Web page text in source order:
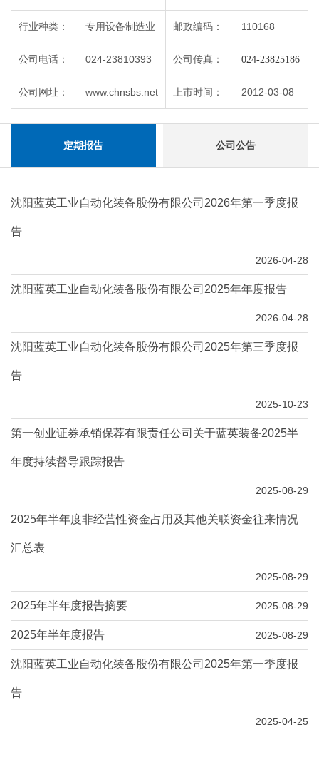
行业种类： 专用设备制造业 邮政编码： 110168
公司电话： 024-23810393 公司传真： 024-23825186
公司网址： www.chnsbs.net 上市时间： 2012-03-08
定期报告 公司公告
沈阳蓝英工业自动化装备股份有限公司2026年第一季度报
告
2026-04-28
沈阳蓝英工业自动化装备股份有限公司2025年年度报告
2026-04-28
沈阳蓝英工业自动化装备股份有限公司2025年第三季度报
告
2025-10-23
第一创业证券承销保荐有限责任公司关于蓝英装备2025半
年度持续督导跟踪报告
2025-08-29
2025年半年度非经营性资金占用及其他关联资金往来情况
汇总表
2025-08-29
2025年半年度报告摘要 2025-08-29
2025年半年度报告 2025-08-29
沈阳蓝英工业自动化装备股份有限公司2025年第一季度报
告
2025-04-25